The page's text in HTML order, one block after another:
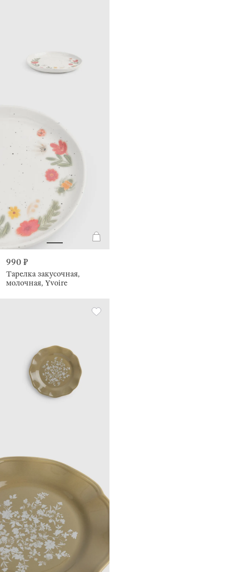
990 ₽
Тарелка закусочная,
молочная, Yvoire